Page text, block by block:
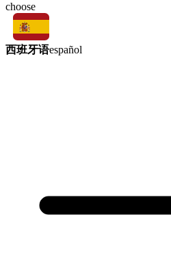
choose
西班牙语español